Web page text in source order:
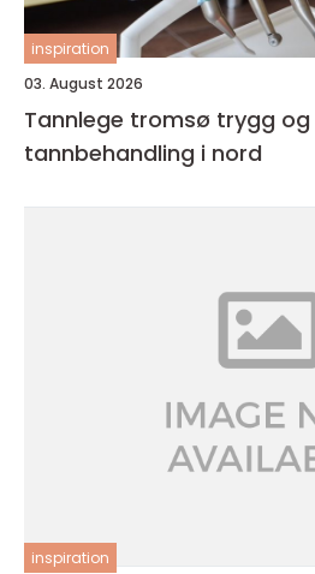
inspiration
03. August 2026
Tannlege tromsø trygg og moderne
tannbehandling i nord
inspiration